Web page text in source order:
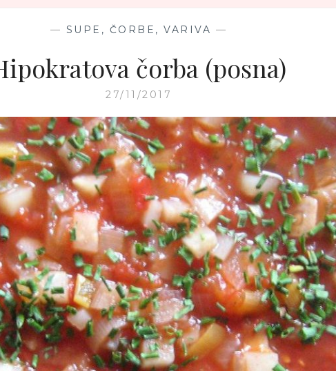
— SUPE, ČORBE, VARIVA —
čorba (posna)
27/11/2017